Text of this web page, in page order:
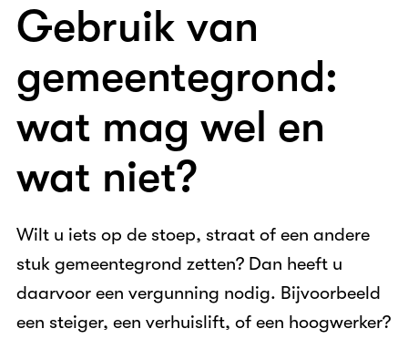
Gebruik van
gemeentegrond:
wat mag wel en
wat niet?
Wilt u iets op de stoep, straat of een andere
stuk gemeentegrond zetten? Dan heeft u
daarvoor een vergunning nodig. Bijvoorbeeld
een steiger, een verhuislift, of een hoogwerker?